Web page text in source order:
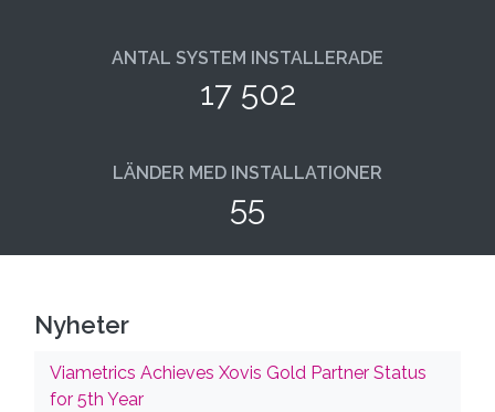
ANTAL SYSTEM INSTALLERADE
17 502
LÄNDER MED INSTALLATIONER
55
Nyheter
Viametrics Achieves Xovis Gold Partner Status
for 5th Year